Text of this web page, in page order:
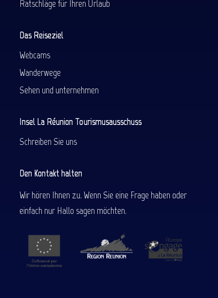
Ratschläge für Ihren Urlaub
Das Reiseziel
Webcams
Wanderwege
Sehen und unternehmen
Insel La Réunion Tourismusausschuss
Schreiben Sie uns
Den Kontakt halten
Wir hören Ihnen zu. Wenn Sie eine Frage haben oder
einfach nur Hallo sagen möchten.